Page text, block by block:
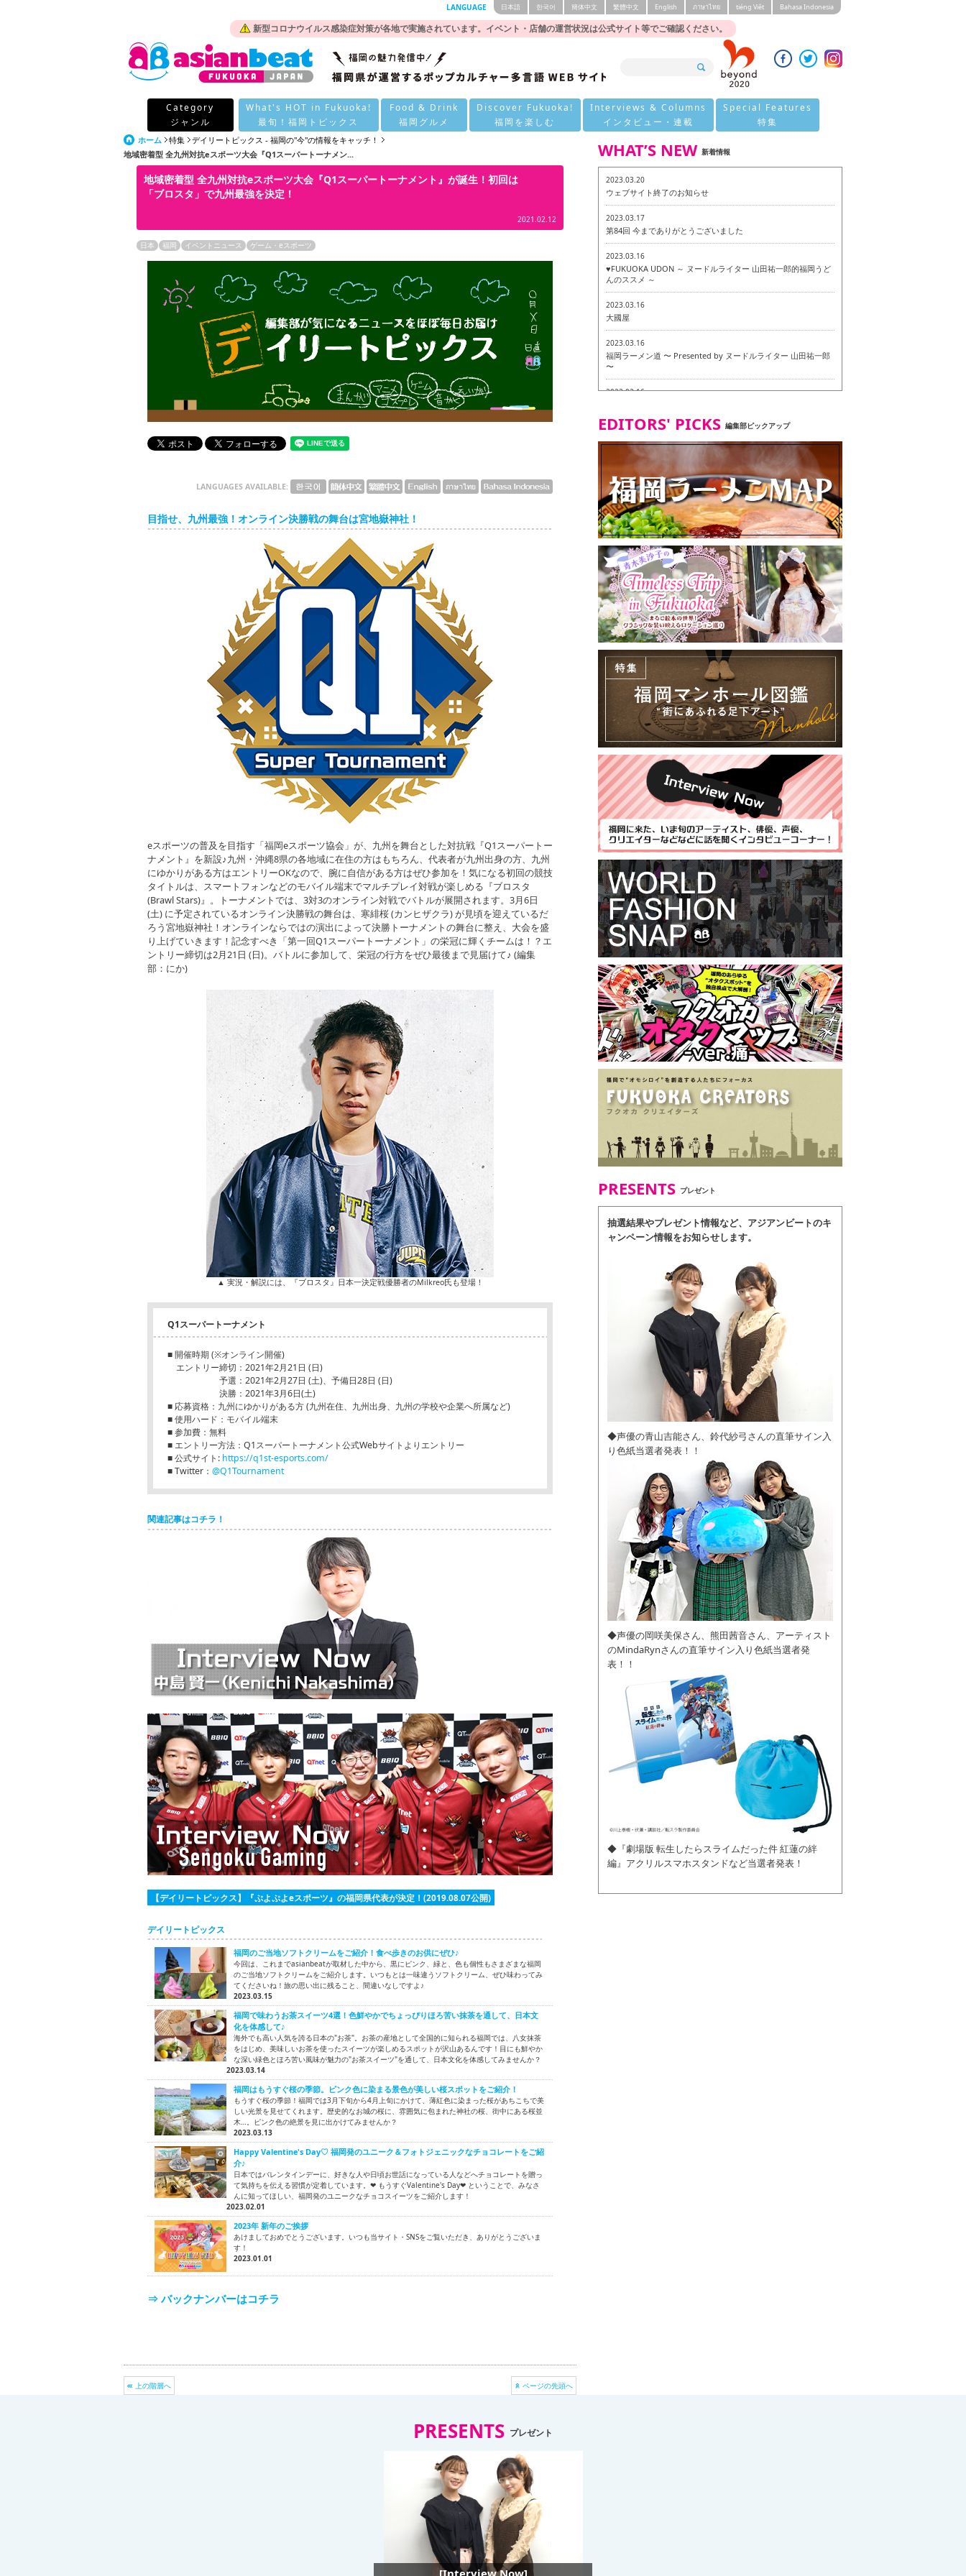
新型コロナウイルス感染症対策が各地で実施されています。イベント・店舗の運営状況は公式サイト等でご確認ください。
LANGUAGE 日本語 한국어 簡体中文 繁體中文 English ภาษาไทย tiéng Viêt Bahasa Indonesia
Category
ジャンル
What's HOT in Fukuoka!
最旬！福岡トピックス
Food & Drink
福岡グルメ
Discover Fukuoka!
福岡を楽しむ
Interviews & Columns
インタビュー・連載
Special Features
特集
ホーム 特集
デイリートピックス - 福岡の"今"の情報をキャッチ！
地域密着型 全九州対抗eスポーツ大会『Q1スーパートーナメン...
地域密着型 全九州対抗eスポーツ大会『Q1スーパートーナメント』が誕生！初回は
「ブロスタ」で九州最強を決定！
2021.02.12
日本 福岡 イベントニュース ゲーム・eスポーツ
デイリートピックス
LANGUAGES AVAILABLE:
目指せ、九州最強！オンライン決勝戦の舞台は宮地嶽神社！
eスポーツの普及を目指す「福岡eスポーツ協会」が、九州を舞台とした対抗戦『Q1スーパートー
ナメント』を新設♪九州・沖縄8県の各地域に在住の方はもちろん、代表者が九州出身の方、九州
にゆかりがある方はエントリーOKなので、腕に自信がある方はぜひ参加を！気になる初回の競技
タイトルは、スマートフォンなどのモバイル端末でマルチプレイ対戦が楽しめる『ブロスタ
(Brawl Stars)』。トーナメントでは、3対3のオンライン対戦でバトルが展開されます。3月6日
(土) に予定されているオンライン決勝戦の舞台は、寒緋桜 (カンヒザクラ) が見頃を迎えているだ
ろう宮地嶽神社！オンラインならではの演出によって決勝トーナメントの舞台に整え、大会を盛
り上げていきます！記念すべき「第一回Q1スーパートーナメント」の栄冠に輝くチームは！？エ
ントリー締切は2月21日 (日)。バトルに参加して、栄冠の行方をぜひ最後まで見届けて♪ (編集
部：にか)
▲ 実況・解説には、『ブロスタ』日本一決定戦優勝者のMilkreo氏も登場！
Q1スーパートーナメント
■ 開催時期 (※オンライン開催)
エントリー締切：2021年2月21日 (日)
予選：2021年2月27日 (土)、予備日28日 (日)
決勝：2021年3月6日(土)
■ 応募資格：九州にゆかりがある方 (九州在住、九州出身、九州の学校や企業へ所属など)
■ 使用ハード：モバイル端末
■ 参加費：無料
■ エントリー方法：Q1スーパートーナメント公式Webサイトよりエントリー
■ 公式サイト: https://q1st-esports.com/
■ Twitter： @Q1Tournament
関連記事はコチラ！
【デイリートピックス】『ぷよぷよeスポーツ』の福岡県代表が決定！(2019.08.07公開)
デイリートピックス
福岡のご当地ソフトクリームをご紹介！食べ歩きのお供にぜひ♪
今回は、これまでasianbeatが取材した中から、黒にピンク、緑と、色も個性もさまざまな福岡
のご当地ソフトクリームをご紹介します。いつもとは一味違うソフトクリーム、ぜひ味わってみ
てくださいね！旅の思い出に残ること、間違いなしですよ♪
2023.03.15
福岡で味わうお茶スイーツ4選！色鮮やかでちょっぴりほろ苦い抹茶を通して、日本文
化を体感して♪
海外でも高い人気を誇る日本の"お茶"。お茶の産地として全国的に知られる福岡では、八女抹茶
をはじめ、美味しいお茶を使ったスイーツが楽しめるスポットが沢山あるんです！目にも鮮やか
な深い緑色とほろ苦い風味が魅力の"お茶スイーツ"を通して、日本文化を体感してみませんか？
2023.03.14
福岡はもうすぐ桜の季節。ピンク色に染まる景色が美しい桜スポットをご紹介！
もうすぐ桜の季節！福岡では3月下旬から4月上旬にかけて、薄紅色に染まった桜があちこちで美
しい光景を見せてくれます。歴史的なお城の桜に、雰囲気に包まれた神社の桜、街中にある桜並
木…。ピンク色の絶景を見に出かけてみませんか？
2023.03.13
Happy Valentine's Day♡ 福岡発のユニーク＆フォトジェニックなチョコレートをご紹
介♪
日本ではバレンタインデーに、好きな人や日頃お世話になっている人などへチョコレートを贈っ
て気持ちを伝える習慣が定着しています。❤ もうすぐValentine's Day❤ ということで、みなさ
んに知ってほしい、福岡発のユニークなチョコスイーツをご紹介します！
2023.02.01
2023年 新年のご挨拶
あけましておめでとうございます。いつも当サイト・SNSをご覧いただき、ありがとうございま
す！
2023.01.01
⇒ バックナンバーはコチラ
上の階層へ ページの先頭へ
WHAT’S NEW 新着情報
2023.03.20
ウェブサイト終了のお知らせ
2023.03.17
第84回 今までありがとうございました
2023.03.16
♥FUKUOKA UDON ～ ヌードルライター 山田祐一郎的福岡うど
んのススメ ～
2023.03.16
大國屋
2023.03.16
福岡ラーメン道 〜 Presented by ヌードルライター 山田祐一郎
〜
2023.03.16
2023.03.07
ヴィーガン・ベジタリアンメニュー試食ツアー in 福岡市
2023.03.07
磯ぎよからず 博多本店 〜 ヴィーガン・ベジタリアンメニュー試
食ツアー in 福岡市！〜
2023.03.02
リトルスタンド大名店 〜 ヴィーガン・ベジタリアンメニュー
試食ツアー in 福岡市！〜
2023.02.28
東筑軒 折尾本社うどん店
EDITORS' PICKS 編集部ピックアップ
PRESENTS プレゼント
抽選結果やプレゼント情報など、アジアンビートのキ
ャンペーン情報をお知らせします。
◆声優の青山吉能さん、鈴代紗弓さんの直筆サイン入
り色紙当選者発表！！
◆声優の岡咲美保さん、熊田茜音さん、アーティスト
のMindaRynさんの直筆サイン入り色紙当選者発
表！！
◆『劇場版 転生したらスライムだった件 紅蓮の絆
編』アクリルスマホスタンドなど当選者発表！
PRESENTS プレゼント
[Interview Now]